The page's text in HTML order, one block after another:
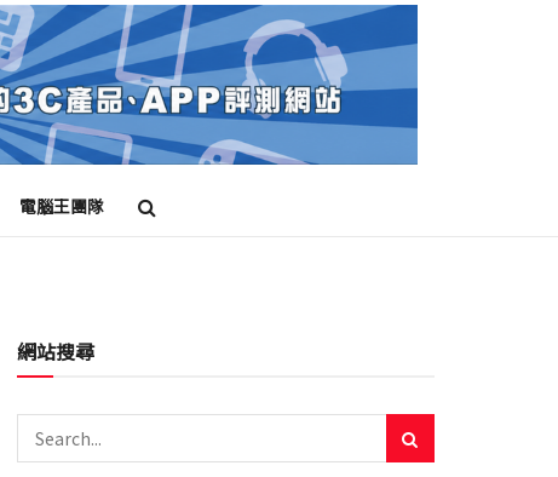
電腦王團隊
網站搜尋